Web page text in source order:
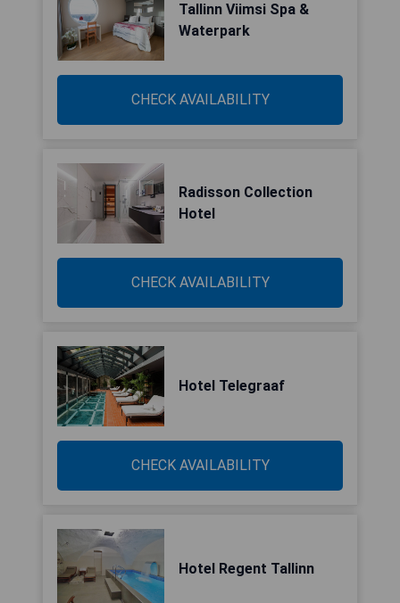
Tallinn Viimsi Spa &
Waterpark
CHECK AVAILABILITY
Radisson Collection
Hotel
CHECK AVAILABILITY
Hotel Telegraaf
CHECK AVAILABILITY
Hotel Regent Tallinn